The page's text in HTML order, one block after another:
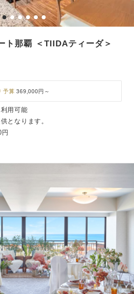
ト那覇 ＜TIIDAティーダ＞
予算 369,000円～
用可能
となります。